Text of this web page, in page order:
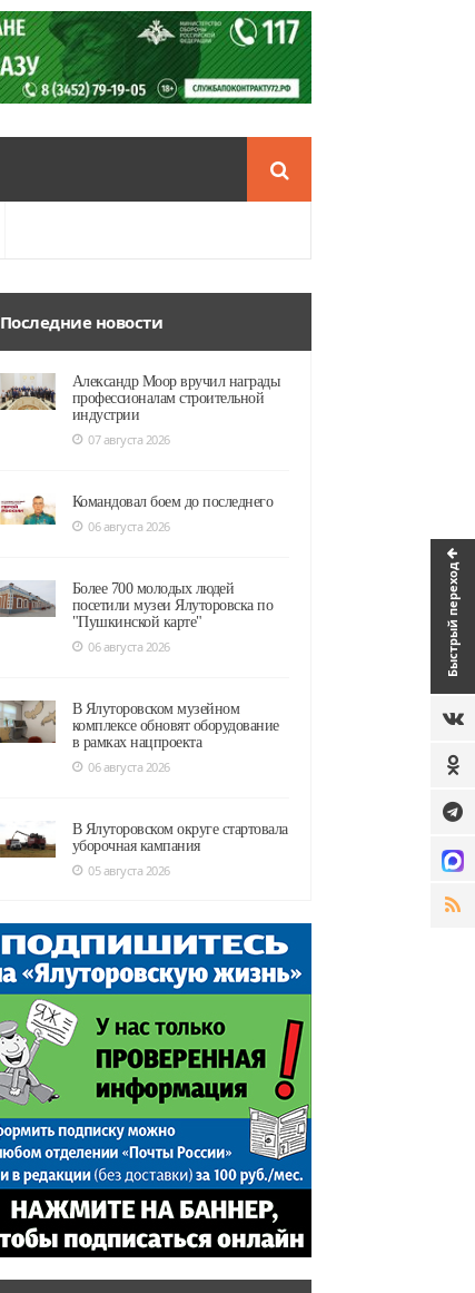
Быстрый переход
Последние новости
Александр Моор вручил награды
профессионалам строительной
индустрии
07 августа 2026
Командовал боем до последнего
06 августа 2026
Более 700 молодых людей
посетили музеи Ялуторовска по
"Пушкинской карте"
06 августа 2026
В Ялуторовском музейном
комплексе обновят оборудование
в рамках нацпроекта
06 августа 2026
В Ялуторовском округе стартовала
уборочная кампания
05 августа 2026